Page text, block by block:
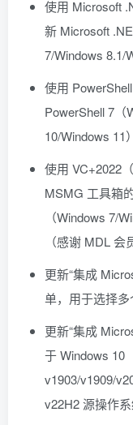
使用 Microsoft
新 Microsoft
7/Windows 8.1/
使用
PowerShell 7（
10/Windows 11
使用 VC+2022
MSMG 工具箱
（Windows 7/
（感谢 MDL 会
更新“集成
单，用于选择多
更新“集成
于 Windows 10
v1903/v1909/
v22H2 源操作